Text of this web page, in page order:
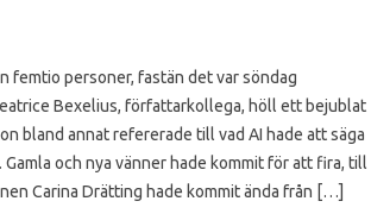
femtio personer, fastän det var söndag
Bexelius, författarkollega, höll ett bejublat
bland annat refererade till vad AI hade att säga
och nya vänner hade kommit för att fira, till
Carina Drätting hade kommit ända från […]